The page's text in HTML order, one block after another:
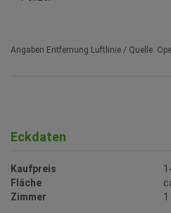
Angaben Entfernung Luftlinie / Quelle:
Eckdaten
Kaufpreis
Fläche
Zimmer 1